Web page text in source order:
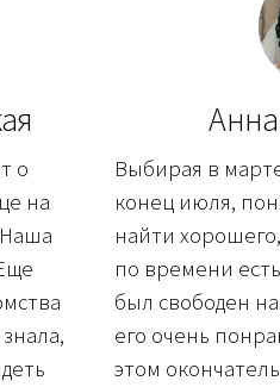
о
на
Выбирая в
конец июля,
найти
по времени
был свободен
его очень
этом